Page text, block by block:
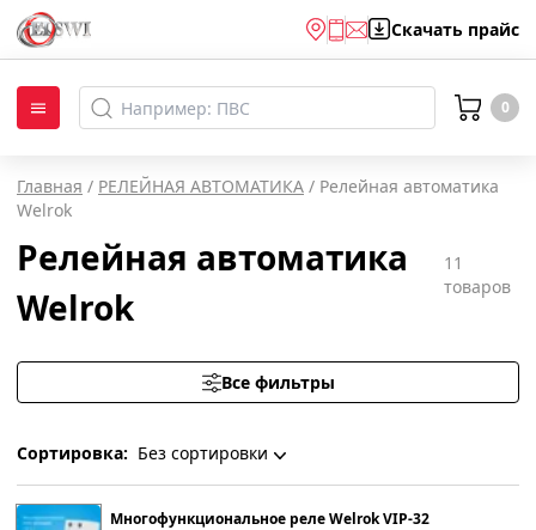
Скачать прайс
0
Главная / РЕЛЕЙНАЯ АВТОМАТИКА / Релейная автоматика
Welrok
Релейная автоматика
Welrok
11
товаров
Все фильтры
Сортировка: Без сортировки
Без сортировки
Многофункциональное реле Welrok VIP-32